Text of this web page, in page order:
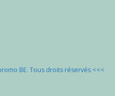
BE. Tous droits réservés <<<